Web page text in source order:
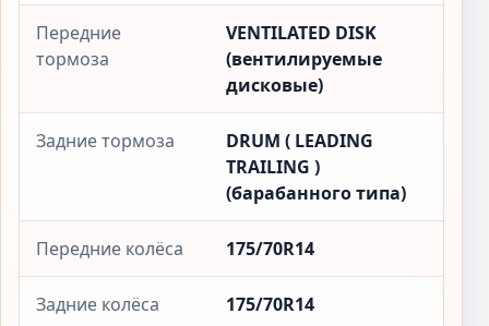
Передние
тормоза
VENTILATED DISK
(вентилируемые
дисковые)
Задние тормоза
DRUM ( LEADING
TRAILING )
(барабанного типа)
Передние колёса 175/70R14
Задние колёса 175/70R14